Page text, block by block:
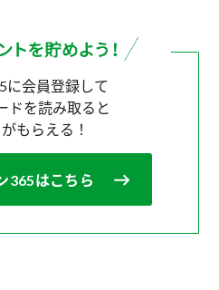
に会員登録して
ドを読み取ると
もらえる！
365はこちら